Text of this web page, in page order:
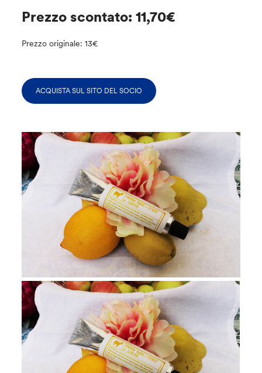
Prezzo scontato: 11,70€
Prezzo originale: 13€
ACQUISTA SUL SITO DEL SOCIO